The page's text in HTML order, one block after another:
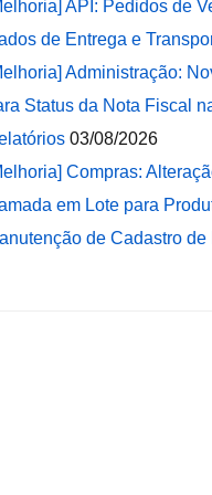
API: Pedidos de
de Entrega e
Administração:
Status da Nota Fiscal
03/08/2026
Compras:
em Lote para
de Cadastro de